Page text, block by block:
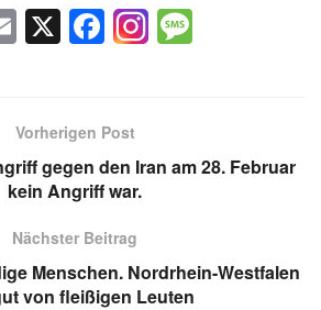
E
m
X F
a
e
b
o
o
k
g
Vorherigen Post
gegen den Iran am 28. Februar
kein Angriff war.
Nächster Beitrag
Menschen. Nordrhein-Westfalen
von fleißigen Leuten